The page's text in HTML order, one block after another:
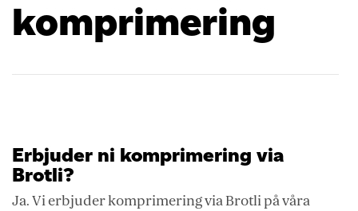
komprimering
Erbjuder ni komprimering via
Brotli?
Ja. Vi erbjuder komprimering via Brotli på våra